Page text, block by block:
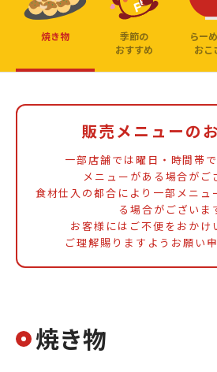
季節の
おすすめ
らー
おこ
焼き物
販売メニューの
一部店舗では曜日・時間帯
メニューがある場合がご
食材仕入の都合により一部メニュ
る場合がございま
お客様にはご不便をおかけ
ご理解賜りますようお願い
焼き物